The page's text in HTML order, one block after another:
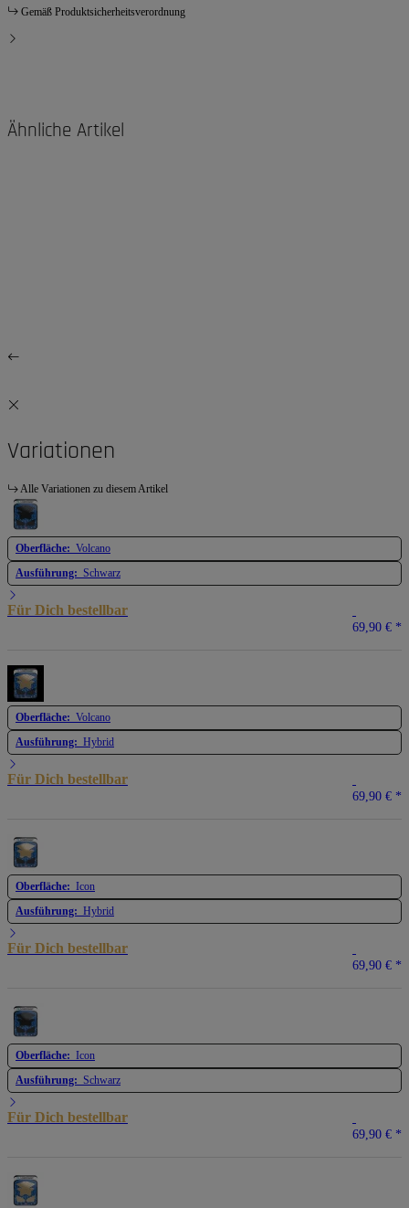
Gemäß Produktsicherheitsverordnung
Ähnliche Artikel
Variationen
Alle Variationen zu diesem Artikel
Oberfläche: Volcano
Ausführung: Schwarz
Für Dich bestellbar
69,90 € *
Oberfläche: Volcano
Ausführung: Hybrid
Für Dich bestellbar
69,90 € *
Oberfläche: Icon
Ausführung: Hybrid
Für Dich bestellbar
69,90 € *
Oberfläche: Icon
Ausführung: Schwarz
Für Dich bestellbar
69,90 € *